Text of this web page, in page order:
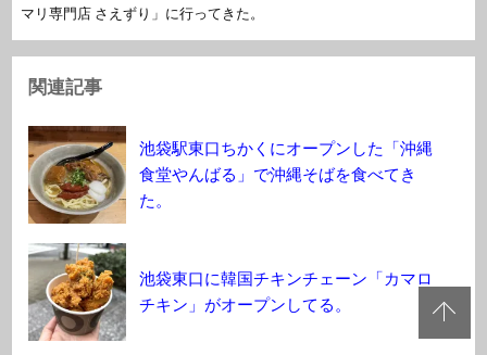
マリ専門店 さえずり」に行ってきた。
関連記事
池袋駅東口ちかくにオープンした「沖縄
食堂やんばる」で沖縄そばを食べてき
た。
池袋東口に韓国チキンチェーン「カマロ
チキン」がオープンしてる。